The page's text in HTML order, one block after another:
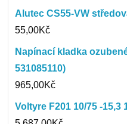
Alutec CS55-VW
55,00Kč
Napínací kladka
531085110)
965,00Kč
Voltyre F201 10/75 -15,3